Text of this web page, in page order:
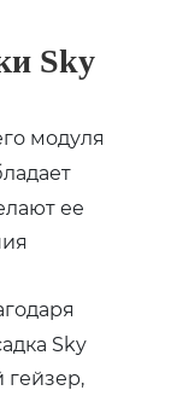
Sky
модуля
ее
Sky
гейзер,